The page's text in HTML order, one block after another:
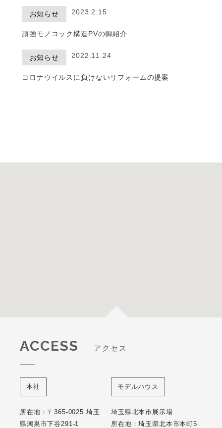
お知らせ 2023.2.15
頑強モノコック構造PVの御紹介
お知らせ 2022.11.24
コロナウイルスに負けないリフォームの提案
ACCESS アクセス
本社
所在地：〒365-0025 埼玉
県鴻巣市下谷291-1
モデルハウス
埼玉県北本市展示場
所在地：埼玉県北本市本町5